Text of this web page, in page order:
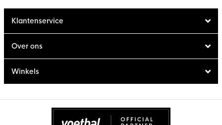
Klantenservice
Over ons
Winkels